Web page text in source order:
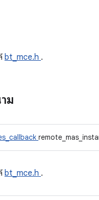
bt_mce.h .
ม
bt_mce.h .